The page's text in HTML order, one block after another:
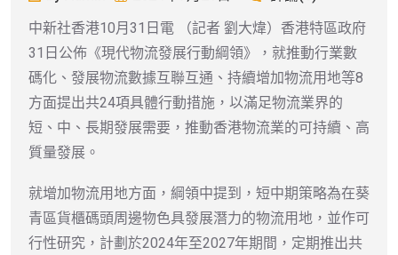
中新社香港10月31日電 （記者 劉大煒）香港特區政府
31日公佈《現代物流發展行動綱領》，就推動行業數
碼化、發展物流數據互聯互通、持續增加物流用地等8
方面提出共24項具體行動措施，以滿足物流業界的
短、中、長期發展需要，推動香港物流業的可持續、高
質量發展。
就增加物流用地方面，綱領中提到，短中期策略為在葵
青區貨櫃碼頭周邊物色具發展潛力的物流用地，並作可
行性研究，計劃於2024年至2027年期間，定期推出共